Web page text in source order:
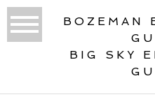
BOZEMAN
BIG SKY